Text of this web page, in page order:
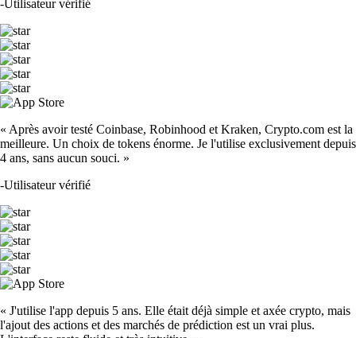
-Utilisateur vérifié
« Après avoir testé Coinbase, Robinhood et Kraken, Crypto.com est la
meilleure. Un choix de tokens énorme. Je l'utilise exclusivement depuis
4 ans, sans aucun souci. »
-Utilisateur vérifié
« J'utilise l'app depuis 5 ans. Elle était déjà simple et axée crypto, mais
l'ajout des actions et des marchés de prédiction est un vrai plus.